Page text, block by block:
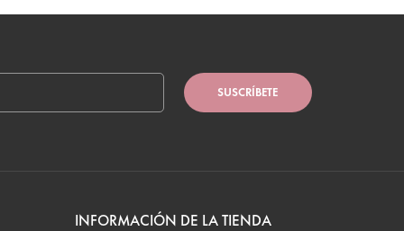
SUSCRÍBETE
INFORMACIÓN DE LA TIENDA